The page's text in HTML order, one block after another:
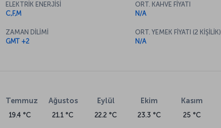
ELEKTRİK ENERJİSİ
C,F,M
ZAMAN DİLİMİ
GMT +2
ORT. KAHVE FİYATI
N/A
ORT. YEMEK FİYATI (2 KİŞİLİK)
N/A
Temmuz
19.4 °C
Ağustos
21.1 °C
Eylül
22.2 °C
Ekim
23.3 °C
Kasım
25 °C